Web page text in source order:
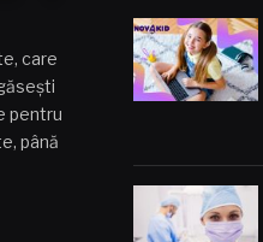
care
pentru
până